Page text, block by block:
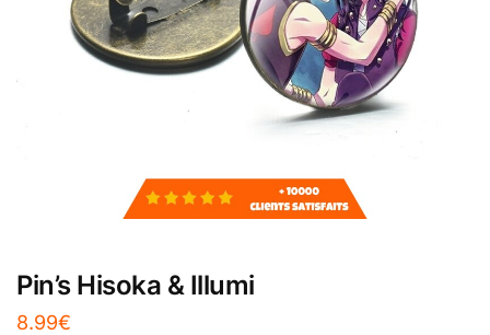
Pin’s Hisoka & Illumi
8.99€